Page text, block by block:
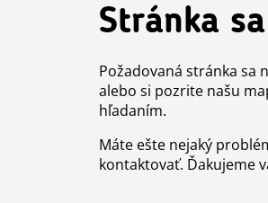
Stránka
Požadovaná stránka sa
alebo si pozrite našu
hľadaním.
Máte ešte nejaký
kontaktovať. Ďakujeme